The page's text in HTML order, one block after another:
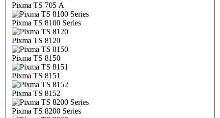
Pixma TS 705 A
Pixma TS 8100 Series
Pixma TS 8120
Pixma TS 8150
Pixma TS 8151
Pixma TS 8152
Pixma TS 8200 Series